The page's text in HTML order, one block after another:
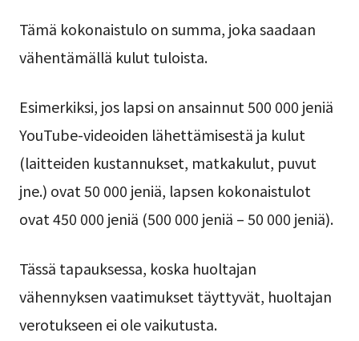
Tämä kokonaistulo on summa, joka saadaan
vähentämällä kulut tuloista.
Esimerkiksi, jos lapsi on ansainnut 500 000 jeniä
YouTube-videoiden lähettämisestä ja kulut
(laitteiden kustannukset, matkakulut, puvut
jne.) ovat 50 000 jeniä, lapsen kokonaistulot
ovat 450 000 jeniä (500 000 jeniä – 50 000 jeniä).
Tässä tapauksessa, koska huoltajan
vähennyksen vaatimukset täyttyvät, huoltajan
verotukseen ei ole vaikutusta.